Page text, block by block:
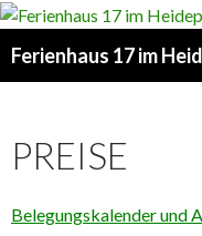
PREISE
Belegungskalender und